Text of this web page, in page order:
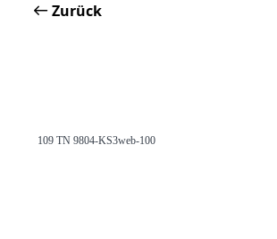
Zurück
109 TN 9804-KS3web-100